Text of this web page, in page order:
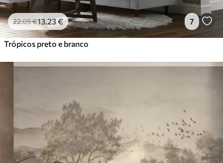
22.05€13 .23€ 7
Trópicos preto e branco